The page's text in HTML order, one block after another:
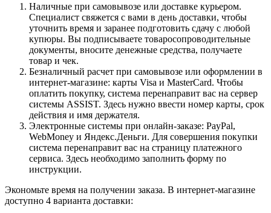
Наличные при самовывозе или доставке курьером.
Специалист свяжется с вами в день доставки, чтобы
уточнить время и заранее подготовить сдачу с любой
купюры. Вы подписываете товаросопроводительные
документы, вносите денежные средства, получаете
товар и чек.
Безналичный расчет при самовывозе или оформлении в
интернет-магазине: карты Visa и MasterCard. Чтобы
оплатить покупку, система перенаправит вас на сервер
системы ASSIST. Здесь нужно ввести номер карты, срок
действия и имя держателя.
Электронные системы при онлайн-заказе: PayPal,
WebMoney и Яндекс.Деньги. Для совершения покупки
система перенаправит вас на страницу платежного
сервиса. Здесь необходимо заполнить форму по
инструкции.
Экономьте время на получении заказа. В интернет-магазине
доступно 4 варианта доставки: